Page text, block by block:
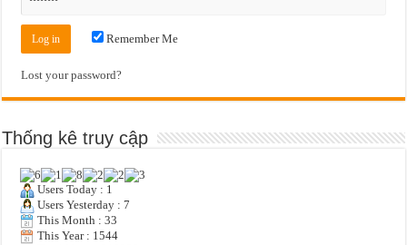
Remember Me
Lost your password?
Thống kê truy cập
Users Today : 1
Users Yesterday : 7
This Month : 33
This Year : 1544